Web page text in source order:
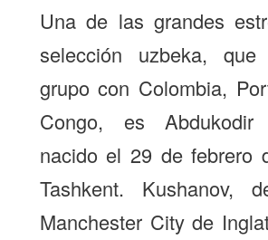
Una de las grandes
selección uzbeka, que
grupo con Colombia,
Congo, es Abdukodir
nacido el 29 de febrero
Tashkent. Kushanov,
Manchester City de